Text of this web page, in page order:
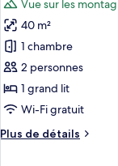
les
photos
pour
ce
type
de
chambre :
Studio
Vue sur les
40 m²
1 chambre
2 personnes
1 grand lit
Wi-Fi gratuit
Plus de détails
Plus